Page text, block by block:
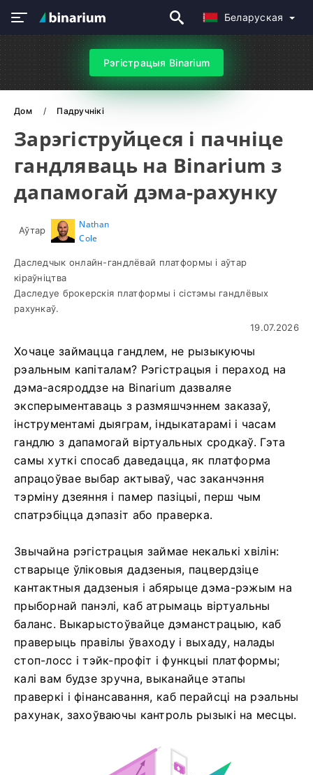
Беларуская
Рэгістрацыя Binarium
Дом Падручнікі
Зарэгіструйцеся і пачніце
гандляваць на Binarium з
дапамогай дэма-рахунку
Аўтар
Nathan
Cole
Даследчык онлайн-гандлёвай платформы і аўтар
кіраўніцтва
Даследуе брокерскія платформы і сістэмы гандлёвых
рахункаў.
19.07.2026
Хочаце займацца гандлем, не рызыкуючы
рэальным капіталам? Рэгістрацыя і пераход на
дэма-асяроддзе на Binarium дазваляе
эксперыментаваць з размяшчэннем заказаў,
інструментамі дыяграм, індыкатарамі і часам
гандлю з дапамогай віртуальных сродкаў. Гэта
самы хуткі спосаб даведацца, як платформа
апрацоўвае выбар актываў, час заканчэння
тэрміну дзеяння і памер пазіцыі, перш чым
спатрэбіцца дэпазіт або праверка.
Звычайна рэгістрацыя займае некалькі хвілін:
стварыце ўліковыя дадзеныя, пацвердзіце
кантактныя дадзеныя і абярыце дэма-рэжым на
прыборнай панэлі, каб атрымаць віртуальны
баланс. Выкарыстоўвайце дэманстрацыю, каб
праверыць правілы ўваходу і выхаду, налады
стоп-лосс і тэйк-профіт і функцыі платформы;
калі вам будзе зручна, выканайце этапы
праверкі і фінансавання, каб перайсці на рэальны
рахунак, захоўваючы кантроль рызыкі на месцы.